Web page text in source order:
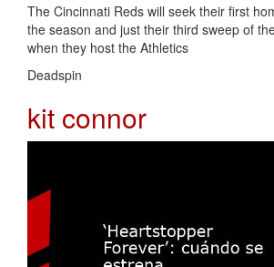
The Cincinnati Reds will seek their first
the season and just their third sweep of
when they host the Athletics
Deadspin
kit connor